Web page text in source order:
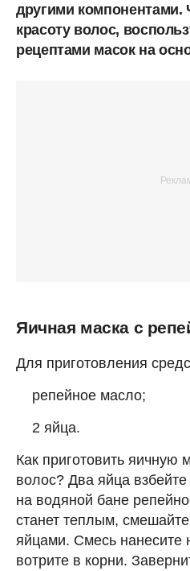
другими компонентами.
красоту волос,
рецептами масок на
Яичная маска с
Для приготовления
репейное масло;
2 яйца.
Как приготовить яичную
волос? Два яйца
на водяной бане
станет теплым,
яйцами. Смесь нанесите
вотрите в корни.